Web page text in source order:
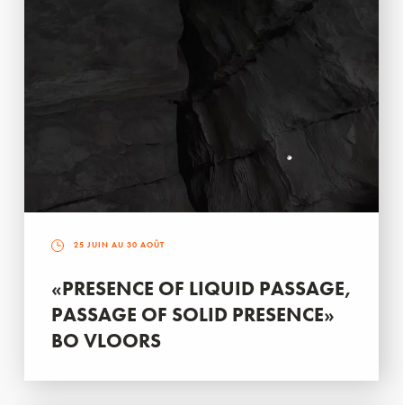
25 JUIN AU 30 AOÛT
«PRESENCE OF LIQUID PASSAGE,
PASSAGE OF SOLID PRESENCE»
BO VLOORS